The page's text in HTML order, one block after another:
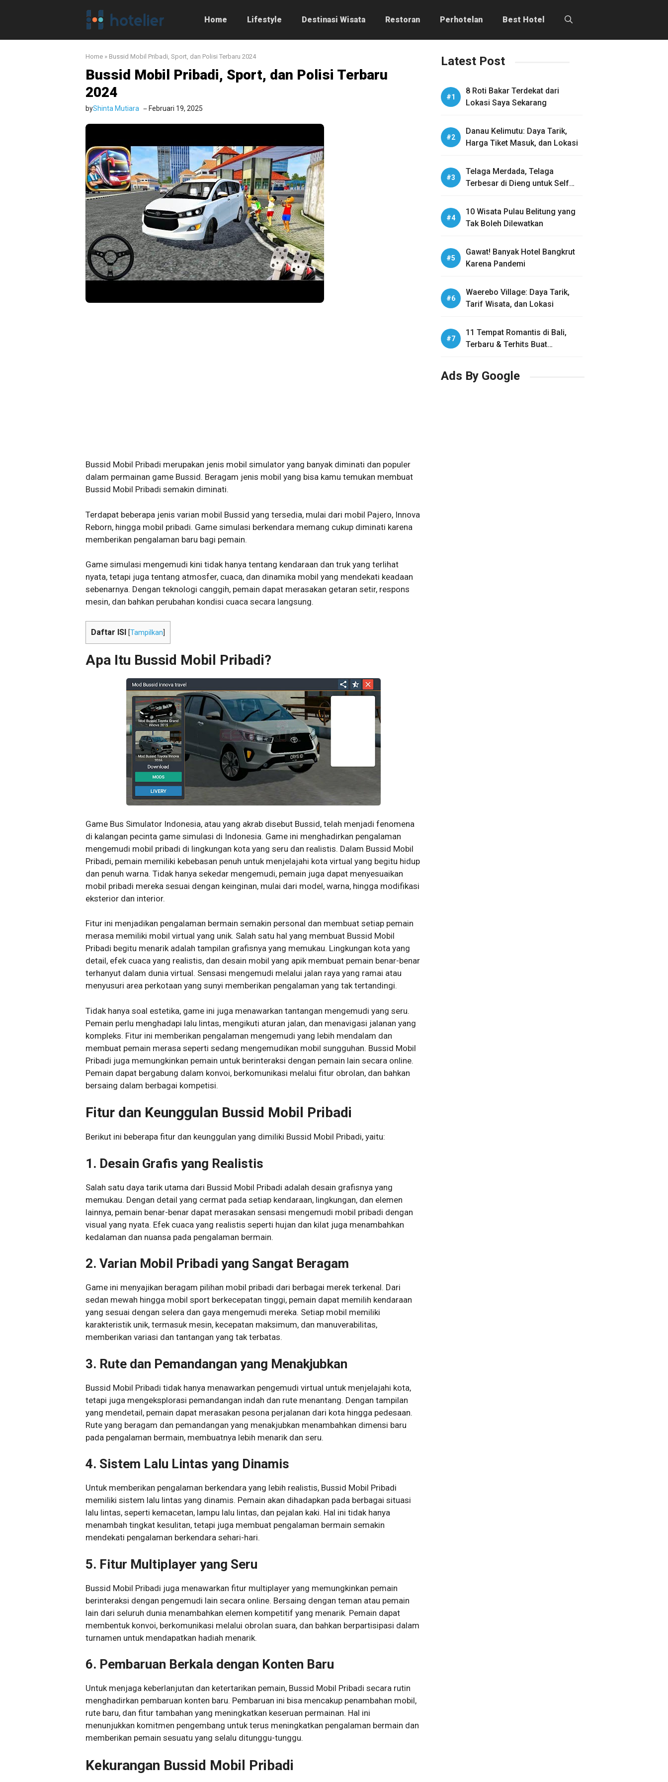
Home Lifestyle Destinasi Wisata Restoran Perhotelan Best Hotel
Home » Bussid Mobil Pribadi, Sport, dan Polisi Terbaru 2024
Bussid Mobil Pribadi, Sport, dan Polisi Terbaru
2024
byShinta Mutiara Februari 19, 2025
Bussid Mobil Pribadi merupakan jenis mobil simulator yang banyak diminati dan populer
dalam permainan game Bussid. Beragam jenis mobil yang bisa kamu temukan membuat
Bussid Mobil Pribadi semakin diminati.
Terdapat beberapa jenis varian mobil Bussid yang tersedia, mulai dari mobil Pajero, Innova
Reborn, hingga mobil pribadi. Game simulasi berkendara memang cukup diminati karena
memberikan pengalaman baru bagi pemain.
Game simulasi mengemudi kini tidak hanya tentang kendaraan dan truk yang terlihat
nyata, tetapi juga tentang atmosfer, cuaca, dan dinamika mobil yang mendekati keadaan
sebenarnya. Dengan teknologi canggih, pemain dapat merasakan getaran setir, respons
mesin, dan bahkan perubahan kondisi cuaca secara langsung.
Daftar ISI [Tampilkan
Apa Itu Bussid Mobil Pribadi?
Game Bus Simulator Indonesia, atau yang akrab disebut Bussid, telah menjadi fenomena
di kalangan pecinta game simulasi di Indonesia. Game ini menghadirkan pengalaman
mengemudi mobil pribadi di lingkungan kota yang seru dan realistis. Dalam Bussid Mobil
Pribadi, pemain memiliki kebebasan penuh untuk menjelajahi kota virtual yang begitu hidup
dan penuh warna. Tidak hanya sekedar mengemudi, pemain juga dapat menyesuaikan
mobil pribadi mereka sesuai dengan keinginan, mulai dari model, warna, hingga modifikasi
eksterior dan interior.
Fitur ini menjadikan pengalaman bermain semakin personal dan membuat setiap pemain
merasa memiliki mobil virtual yang unik. Salah satu hal yang membuat Bussid Mobil
Pribadi begitu menarik adalah tampilan grafisnya yang memukau. Lingkungan kota yang
detail, efek cuaca yang realistis, dan desain mobil yang apik membuat pemain benar-benar
terhanyut dalam dunia virtual. Sensasi mengemudi melalui jalan raya yang ramai atau
menyusuri area perkotaan yang sunyi memberikan pengalaman yang tak tertandingi.
Tidak hanya soal estetika, game ini juga menawarkan tantangan mengemudi yang seru.
Pemain perlu menghadapi lalu lintas, mengikuti aturan jalan, dan menavigasi jalanan yang
kompleks. Fitur ini memberikan pengalaman mengemudi yang lebih mendalam dan
membuat pemain merasa seperti sedang mengemudikan mobil sungguhan. Bussid Mobil
Pribadi juga memungkinkan pemain untuk berinteraksi dengan pemain lain secara online.
Pemain dapat bergabung dalam konvoi, berkomunikasi melalui fitur obrolan, dan bahkan
bersaing dalam berbagai kompetisi.
Fitur dan Keunggulan Bussid Mobil Pribadi
Berikut ini beberapa fitur dan keunggulan yang dimiliki Bussid Mobil Pribadi, yaitu:
1. Desain Grafis yang Realistis
Salah satu daya tarik utama dari Bussid Mobil Pribadi adalah desain grafisnya yang
memukau. Dengan detail yang cermat pada setiap kendaraan, lingkungan, dan elemen
lainnya, pemain benar-benar dapat merasakan sensasi mengemudi mobil pribadi dengan
visual yang nyata. Efek cuaca yang realistis seperti hujan dan kilat juga menambahkan
kedalaman dan nuansa pada pengalaman bermain.
2. Varian Mobil Pribadi yang Sangat Beragam
Game ini menyajikan beragam pilihan mobil pribadi dari berbagai merek terkenal. Dari
sedan mewah hingga mobil sport berkecepatan tinggi, pemain dapat memilih kendaraan
yang sesuai dengan selera dan gaya mengemudi mereka. Setiap mobil memiliki
karakteristik unik, termasuk mesin, kecepatan maksimum, dan manuverabilitas,
memberikan variasi dan tantangan yang tak terbatas.
3. Rute dan Pemandangan yang Menakjubkan
Bussid Mobil Pribadi tidak hanya menawarkan pengemudi virtual untuk menjelajahi kota,
tetapi juga mengeksplorasi pemandangan indah dan rute menantang. Dengan tampilan
yang mendetail, pemain dapat merasakan pesona perjalanan dari kota hingga pedesaan.
Rute yang beragam dan pemandangan yang menakjubkan menambahkan dimensi baru
pada pengalaman bermain, membuatnya lebih menarik dan seru.
4. Sistem Lalu Lintas yang Dinamis
Untuk memberikan pengalaman berkendara yang lebih realistis, Bussid Mobil Pribadi
memiliki sistem lalu lintas yang dinamis. Pemain akan dihadapkan pada berbagai situasi
lalu lintas, seperti kemacetan, lampu lalu lintas, dan pejalan kaki. Hal ini tidak hanya
menambah tingkat kesulitan, tetapi juga membuat pengalaman bermain semakin
mendekati pengalaman berkendara sehari-hari.
5. Fitur Multiplayer yang Seru
Bussid Mobil Pribadi juga menawarkan fitur multiplayer yang memungkinkan pemain
berinteraksi dengan pengemudi lain secara online. Bersaing dengan teman atau pemain
lain dari seluruh dunia menambahkan elemen kompetitif yang menarik. Pemain dapat
membentuk konvoi, berkomunikasi melalui obrolan suara, dan bahkan berpartisipasi dalam
turnamen untuk mendapatkan hadiah menarik.
6. Pembaruan Berkala dengan Konten Baru
Untuk menjaga keberlanjutan dan ketertarikan pemain, Bussid Mobil Pribadi secara rutin
menghadirkan pembaruan konten baru. Pembaruan ini bisa mencakup penambahan mobil,
rute baru, dan fitur tambahan yang meningkatkan keseruan permainan. Hal ini
menunjukkan komitmen pengembang untuk terus meningkatkan pengalaman bermain dan
memberikan pemain sesuatu yang selalu ditunggu-tunggu.
Kekurangan Bussid Mobil Pribadi
Latest Post
8 Roti Bakar Terdekat dari
Lokasi Saya Sekarang
Danau Kelimutu: Daya Tarik,
Harga Tiket Masuk, dan Lokasi
Telaga Merdada, Telaga
Terbesar di Dieng untuk Self
10 Wisata Pulau Belitung yang
Tak Boleh Dilewatkan
Gawat! Banyak Hotel Bangkrut
Karena Pandemi
Waerebo Village: Daya Tarik,
Tarif Wisata, dan Lokasi
11 Tempat Romantis di Bali,
Terbaru & Terhits Buat
Ads By Google